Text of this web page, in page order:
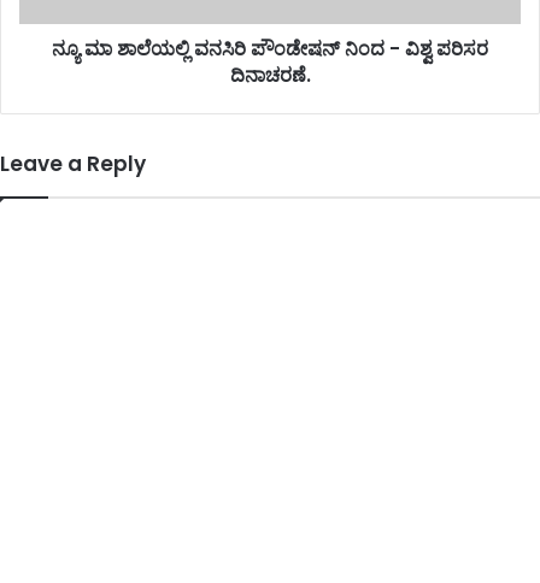
ನ್ಯೂ ಮಾ ಶಾಲೆಯಲ್ಲಿ ವನಸಿರಿ ಪೌಂಡೇಷನ್ ನಿಂದ - ವಿಶ್ವ ಪರಿಸರ
ದಿನಾಚರಣೆ.
Leave a Reply